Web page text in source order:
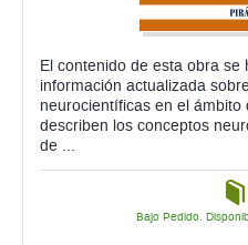
describen los conceptos
Bajo Pedido.